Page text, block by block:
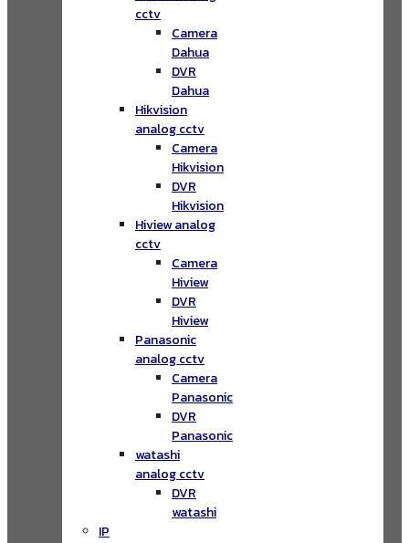
cctv
Camera
Dahua
DVR
Dahua
Hikvision
analog cctv
Camera
Hikvision
DVR
Hikvision
Hiview analog
cctv
Camera
Hiview
DVR
Hiview
Panasonic
analog cctv
Camera
Panasonic
DVR
Panasonic
watashi
analog cctv
DVR
watashi
IP